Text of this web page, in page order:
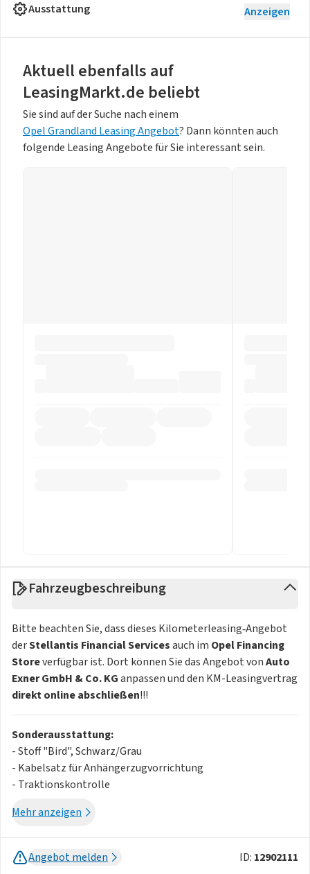
Ausstattung Anzeigen
Aktuell ebenfalls auf
LeasingMarkt.de beliebt
Sie sind auf der Suche nach einem
Opel Grandland Leasing Angebot? Dann könnten auch
folgende Leasing Angebote für Sie interessant sein.
Fahrzeugbeschreibung
Bitte beachten Sie, dass dieses Kilometerleasing‑Angebot
derStellantis Financial Servicesauch im Opel Financing
Storeverfügbar ist. Dort können Sie das Angebot vonAuto
Exner GmbH & Co. KGanpassen und den KM-Leasingvertrag
direkt online abschließen!!!
Sonderausstattung:
- Stoff "Bird", Schwarz/Grau
- Kabelsatz für Anhängerzugvorrichtung
- Traktionskontrolle
- Elektrische Parkbremse
- 2 LED-Leseleuchten, vorn
- Mittelarmlehne mit Ablagefach
Mehr anzeigen
Angebot melden ID: 12902111